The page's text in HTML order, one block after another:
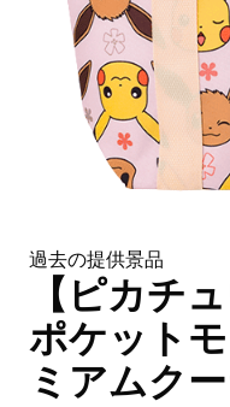
過去の提供景品
【ピカチ
ポケット
ミアムク